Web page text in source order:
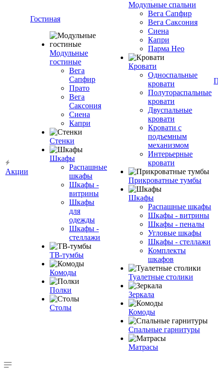
Акции
Гостиная
Модульные
гостиные
Вега
Сапфир
Прато
Вега
Саксония
Сиена
Капри
Стенки
Шкафы
Распашные
шкафы
Шкафы -
витрины
Шкафы
для
одежды
Шкафы -
стеллажи
ТВ-тумбы
Комоды
Полки
Столы
Модульные спальни
Вега Сапфир
Вега Саксония
Сиена
Капри
Парма Нео
Кровати
Односпальные
кровати
Полутораспальные
кровати
Двуспальные
кровати
Кровати с
подъемным
механизмом
Интерьерные
кровати
Прикроватные тумбы
Шкафы
Распашные шкафы
Шкафы - витрины
Шкафы - пеналы
Угловые шкафы
Шкафы - стеллажи
Комплекты
шкафов
Туалетные столики
Зеркала
Комоды
Спальные гарнитуры
Матрасы